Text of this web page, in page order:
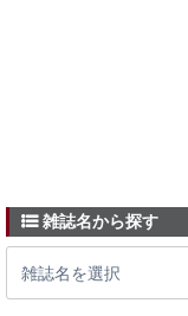
雑誌名から探す